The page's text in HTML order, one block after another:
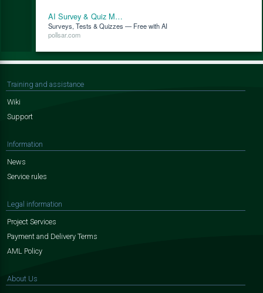
AI Survey & Quiz M…
Surveys, Tests & Quizzes — Free with AI
pollsar.com
Training and assistance
Wiki
Support
Information
News
Service rules
Legal information
Project Services
Payment and Delivery Terms
AML Policy
About Us